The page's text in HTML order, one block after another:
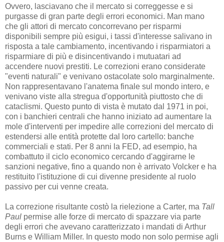
Ovvero, lasciavano che il mercato si correggesse e si
purgasse di gran parte degli errori economici. Man mano
che gli attori di mercato concorrevano per risparmi
disponibili sempre più esigui, i tassi d'interesse salivano in
risposta a tale cambiamento, incentivando i risparmiatori a
risparmiare di più e disincentivando i mutuatari ad
accendere nuovi prestiti. Le correzioni erano considerate
"eventi naturali" e venivano ostacolate solo marginalmente.
Non rappresentavano l'anatema finale sul mondo intero, e
venivano viste alla stregua d'opportunità piuttosto che di
cataclismi. Questo punto di vista è mutato dal 1971 in poi,
con i banchieri centrali che hanno iniziato ad aumentare la
mole d'interventi per impedire alle correzioni del mercato di
estendersi alle entità protette dal loro cartello: banche
commerciali e stati. Per 8 anni la FED, ad esempio, ha
combattuto il ciclo economico cercando d'aggirarne le
sanzioni negative, fino a quando non è arrivato Volcker e ha
restituito l'istituzione di cui divenne presidente al ruolo
passivo per cui venne creata.
La correzione risultante costò la rielezione a Carter, ma Tall
Paul permise alle forze di mercato di spazzare via parte
degli errori che avevano caratterizzato i mandati di Arthur
Burns e William Miller. In questo modo non solo permise agli